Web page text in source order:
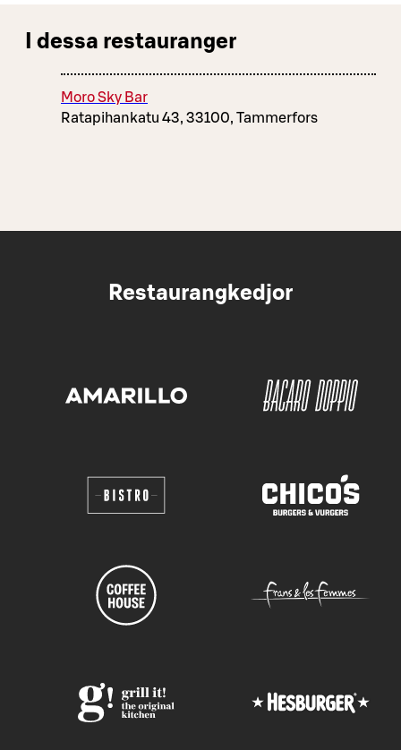
I dessa restauranger
Moro Sky Bar
Ratapihankatu 43, 33100, Tammerfors
Restaurangkedjor